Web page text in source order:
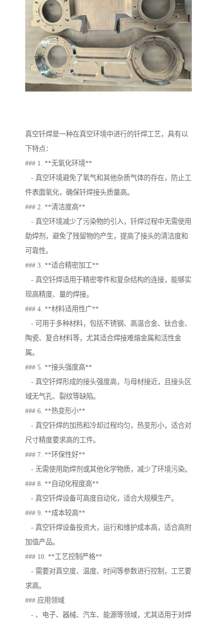
真空钎焊是一种在真空环境中进行的钎焊工艺，具有以
下特点：
### 1. **无氧化环境**
- 真空环境避免了氧气和其他杂质气体的存在，防止工
件表面氧化，确保钎焊接头质量高。
### 2. **清洁度高**
- 真空环境减少了污染物的引入，钎焊过程中无需使用
助焊剂，避免了残留物的产生，提高了接头的清洁度和
可靠性。
### 3. **适合精密加工**
- 真空钎焊适用于精密零件和复杂结构的连接，能够实
现高精度、量的焊接。
### 4. **材料适用性广**
- 可用于多种材料，包括不锈钢、高温合金、钛合金、
陶瓷、复合材料等，尤其适合焊接难熔金属和活性金
属。
### 5. **接头强度高**
- 真空钎焊形成的接头强度高，与母材接近，且接头区
域无气孔、裂纹等缺陷。
### 6. **热变形小**
- 真空钎焊的加热和冷却过程均匀，热变形小，适合对
尺寸精度要求高的工件。
### 7. **环保性好**
- 无需使用助焊剂或其他化学物质，减少了环境污染。
### 8. **自动化程度高**
- 真空钎焊设备可高度自动化，适合大规模生产。
### 9. **成本较高**
- 真空钎焊设备投资大，运行和维护成本高，适合高附
加值产品。
### 10. **工艺控制严格**
- 需要对真空度、温度、时间等参数进行控制，工艺要
求高。
### 应用领域
- 、电子、器械、汽车、能源等领域，尤其适用于对焊